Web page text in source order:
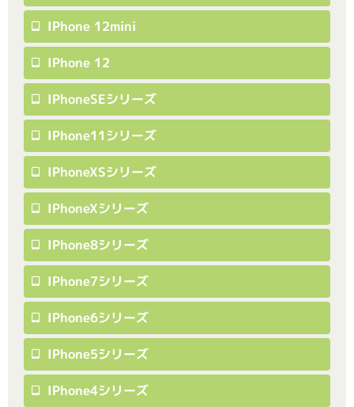
IPhone 12mini
IPhone 12
IPhoneSEシリーズ
IPhone11シリーズ
IPhoneXSシリーズ
IPhoneXシリーズ
IPhone8シリーズ
IPhone7シリーズ
IPhone6シリーズ
IPhone5シリーズ
IPhone4シリーズ